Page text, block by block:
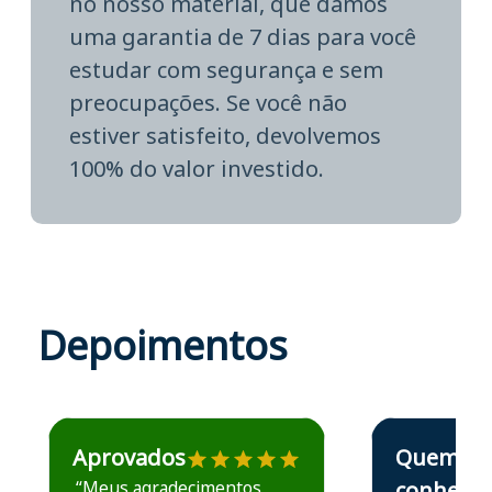
uma garantia de 7 dias para você
estudar com segurança e sem
preocupações. Se você não
estiver satisfeito, devolvemos
100% do valor investido.
Depoimentos
Estudante José recomenda o Aprova Concursos em
Aprovados
Estudante Elais
Quem